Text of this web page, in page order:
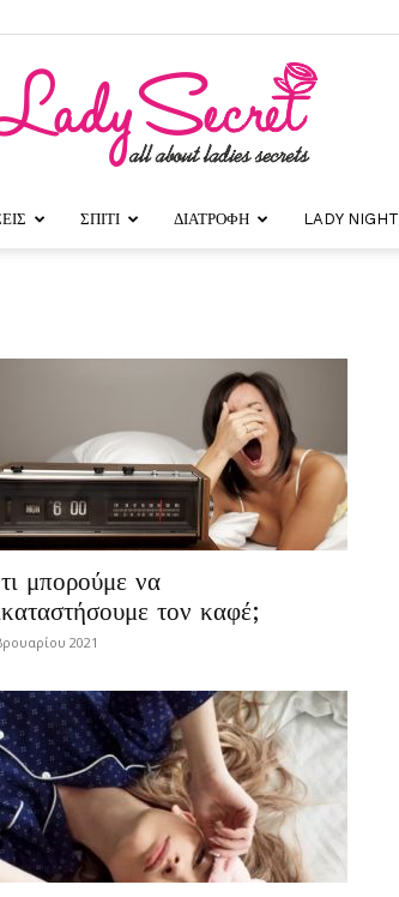
ΣΠΙΤΙ ΔΙΑΤΡΟΦΗ LADY NIGHT
μπορούμε να
τον καφέ;
2021